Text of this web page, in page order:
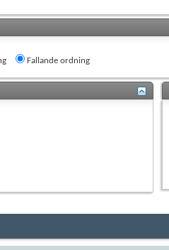
Fallande ordning